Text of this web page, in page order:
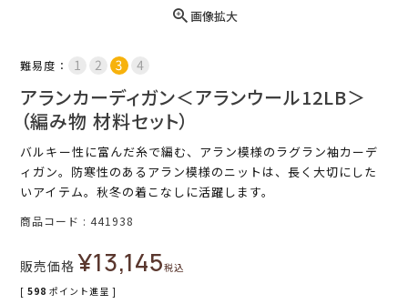
画像拡大
難易度：
アランカーディガン＜アランウール12LB＞
（編み物 材料セット）
バルキー性に富んだ糸で編む、アラン模様のラグラン袖カーデ
ィガン。防寒性のあるアラン模様のニットは、長く大切にした
いアイテム。秋冬の着こなしに活躍します。
商品コード 441938
販売価格 ¥13,145税込
[ 598 ポイント進呈 ]